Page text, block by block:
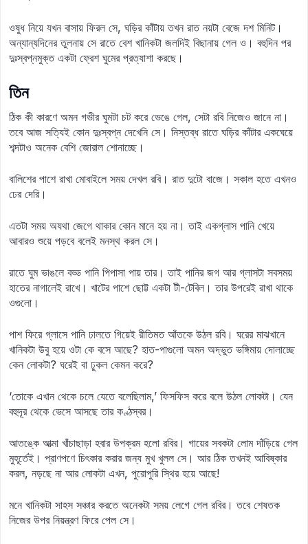
ওষুধ নিয়ে যখন বাসায় ফিরল সে, ঘড়ির কাঁটায় তখন রাত নয়টা বেজে দশ মিনিট।
অন্যান্যদিনের তুলনায় সে রাতে বেশ খানিকটা জলদিই বিছানায় গেল ও। বহুদিন পর
দুঃস্বপ্নমুক্ত একটা ফ্রেশ ঘুমের প্রত্যাশা করছে।
তিন
ঠিক কী কারণে অমন গভীর ঘুমটা চট করে ভেঙে গেল, সেটা রবি নিজেও জানে না।
তবে আজ সত্যিই কোন দুঃস্বপ্ন দেখেনি সে। নিস্তব্ধ রাতে ঘড়ির কাঁটার একঘেয়ে
শব্দটাও অনেক বেশি জোরাল শোনাচ্ছে।
বালিশের পাশে রাখা মোবাইলে সময় দেখল রবি। রাত দুটো বাজে। সকাল হতে এখনও
ঢের দেরি।
এতটা সময় অযথা জেগে থাকার কোন মানে হয় না। তাই একগ্লাস পানি খেয়ে
আবারও শুয়ে পড়বে বলেই মনস্থ করল সে।
রাতে ঘুম ভাঙলে বড্ড পানি পিপাসা পায় তার। তাই পানির জগ আর গ্লাসটা সবসময়
হাতের নাগালেই রাখে। খাটের পাশে ছোট্ট একটা টী-টেবিল। তার উপরেই রাখা থাকে
ওগুলো।
পাশ ফিরে গ্লাসে পানি ঢালতে গিয়েই রীতিমত আঁতকে উঠল রবি। ঘরের মাঝখানে
খানিকটা উবু হয়ে ওটা কে বসে আছে? হাত-পাগুলো অমন অদ্ভুত ভঙ্গিমায় দোলাচ্ছে
কেন লোকটা? ঘরেই বা ঢুকল কেমন করে?
‘তোকে এখান থেকে চলে যেতে বলেছিলাম,’ ফিসফিস করে বলে উঠল লোকটা। যেন
বহুদূর থেকে ভেসে আসছে তার কণ্ঠস্বর।
আতঙ্কে আত্মা খাঁচাছাড়া হবার উপক্রম হলো রবির। গায়ের সবকটা লোম দাঁড়িয়ে গেল
মুহূর্তেই। প্রাণপণে চিৎকার করার জন্য মুখ খুলল সে। আর ঠিক তখনই আবিষ্কার
করল, নড়ছে না আর লোকটা এখন, পুরোপুরি স্থির হয়ে আছে!
মনে খানিকটা সাহস সঞ্চার করতে অনেকটা সময় লেগে গেল রবির। তবে শেষতক
নিজের উপর নিয়ন্ত্রণ ফিরে পেল সে।